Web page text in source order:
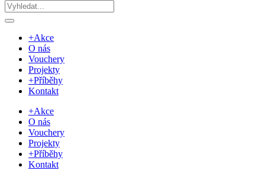
+Akce
O nás
Vouchery
Projekty
+Příběhy
Kontakt
+Akce
O nás
Vouchery
Projekty
+Příběhy
Kontakt